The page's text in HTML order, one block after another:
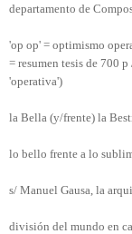
departamento de
'op op' = optimismo
= resumen tesis de 700
'operativa')
la Bella (y/frente) la
lo bello frente a lo
s/ Manuel Gausa, la
división del mundo en